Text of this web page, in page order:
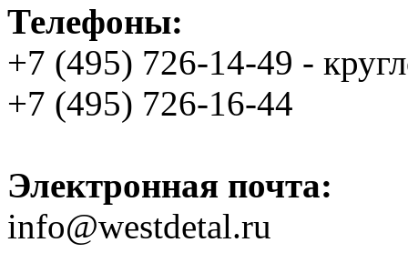
Телефоны:
+7 (495) 726-14-49 -
+7 (495) 726-16-44
Электронная почта:
info@westdetal.ru